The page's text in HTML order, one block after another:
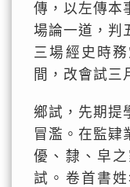
傳，以左傳本
場論一道，判
三場經史時
間，改會試三
鄉試，先期提
冒濫。在監肄
優、隸、皁
試。卷首書